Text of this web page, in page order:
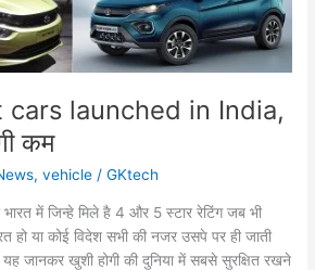
cars launched in India,
कम
,vehicle /GKtech
भारत में जिन्हे मिले है 4 और 5 स्टार रेटिंग जब भी
हो या कोई विदेश सभी की नजर उसपे पर ही जाती
जानकर खुशी होगी की दुनिया में सबसे सुरक्षित रखने